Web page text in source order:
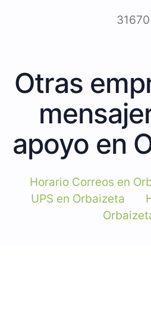
31670
Otras
apoyo en
Horario Correos en
UPS en Orbaizeta